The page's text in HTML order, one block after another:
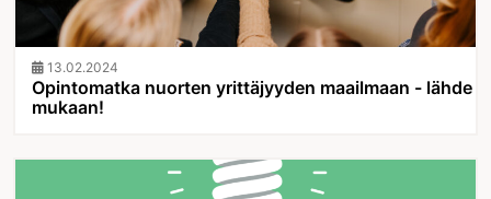
13.02.2024
Opintomatka nuorten yrittäjyyden maailmaan - lähde
mukaan!